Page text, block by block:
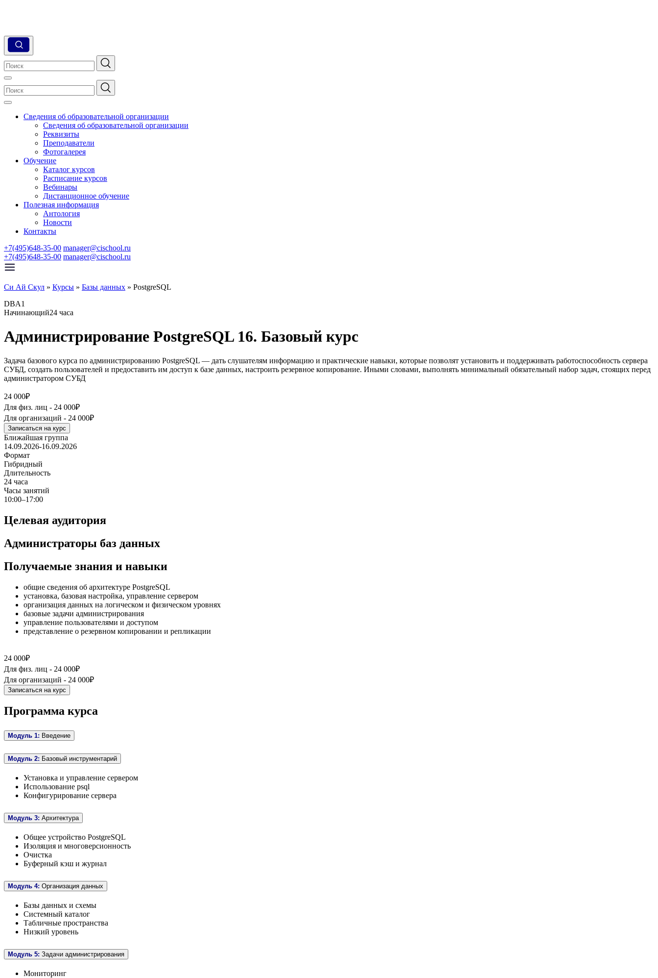
Сведения об образовательной организации
Сведения об образовательной организации
Реквизиты
Преподаватели
Фотогалерея
Обучение
Каталог курсов
Расписание курсов
Вебинары
Дистанционное обучение
Полезная информация
Антология
Новости
Контакты
+7(495)648-35-00 manager@cischool.ru
+7(495)648-35-00 manager@cischool.ru
Си Ай Скул » Курсы » Базы данных » PostgreSQL
DBA1
Начинающий24 часа
Администрирование PostgreSQL 16. Базовый курс
Задача базового курса по администрированию PostgreSQL — дать слушателям информацию и практические навыки, которые позволят установить и поддерживать работоспособность сервера
СУБД, создать пользователей и предоставить им доступ к базе данных, настроить резервное копирование. Иными словами, выполнять минимальный обязательный набор задач, стоящих перед
администратором СУБД
24 000₽
Для физ. лиц - 24 000₽
Для организаций - 24 000₽
Записаться на курс
Ближайшая группа
14.09.2026-16.09.2026
Формат
Гибридный
Длительность
24 часа
Часы занятий
10:00–17:00
Целевая аудитория
Администраторы баз данных
Получаемые знания и навыки
общие сведения об архитектуре PostgreSQL
установка, базовая настройка, управление сервером
организация данных на логическом и физическом уровнях
базовые задачи администрирования
управление пользователями и доступом
представление о резервном копировании и репликации
24 000₽
Для физ. лиц - 24 000₽
Для организаций - 24 000₽
Записаться на курс
Программа курса
Модуль 1: Введение
Модуль 2: Базовый инструментарий
Установка и управление сервером
Использование psql
Конфигурирование сервера
Модуль 3: Архитектура
Общее устройство PostgreSQL
Изоляция и многоверсионность
Очистка
Буферный кэш и журнал
Модуль 4: Организация данных
Базы данных и схемы
Системный каталог
Табличные пространства
Низкий уровень
Модуль 5: Задачи администрирования
Мониторинг